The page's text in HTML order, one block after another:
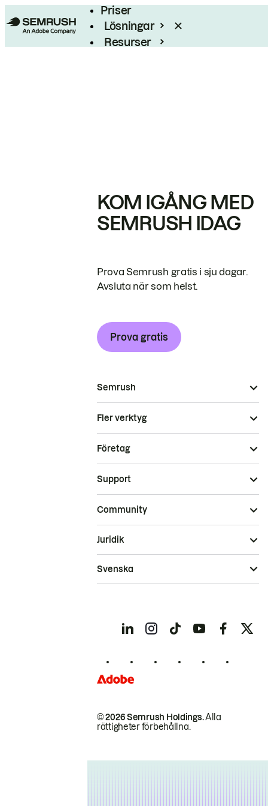
Priser
Lösningar
Resurser
KOM IGÅNG MED
SEMRUSH IDAG
Prova Semrush gratis i sju dagar.
Avsluta när som helst.
Prova gratis
Semrush
Fler verktyg
Företag
Support
Community
© 2026 Semrush Holdings.Alla
rättigheter förbehållna.
Juridik
Svenska